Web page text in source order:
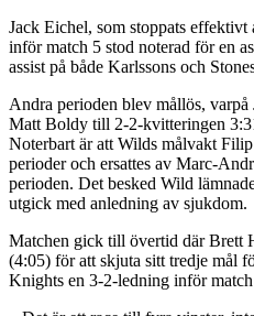
Jack Eichel, som stoppats
inför match 5 stod noterad för en
assist på både Karlssons och
Andra perioden blev mållös,
Matt Boldy till 2-2-kvitteringen
Noterbart är att Wilds målvakt
perioder och ersattes av Marc-
perioden. Det besked Wild
utgick med anledning av sjukdom.
Matchen gick till övertid där Brett
(4:05) för att skjuta sitt tredje mål
Knights en 3-2-ledning inför